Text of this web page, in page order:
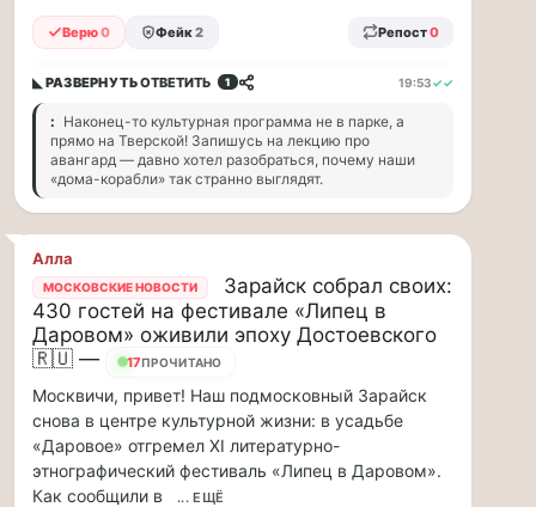
по
Москве
Чайковского!
|
16:00
Петр
один
из
самых
исповедальных
русских
композиторов,
чья
музыка
стала
ча...
Верю0 Фейк2 Репост0
◣ РАЗВЕРНУТЬОТВЕТИТЬ 1 19:53✓✓
: Наконец-то культурная программа не в парке, а
прямо на Тверской! Запишусь на лекцию про
авангард — давно хотел разобраться, почему наши
«дома-корабли» так странно выглядят.
Алла
МОСКОВСКИЕ НОВОСТИ
Зарайск собрал своих:
430 гостей на фестивале «Липец в
Даровом» оживили эпоху Достоевского
🇷🇺 —
17ПРОЧИТАНО
Москвичи, привет! Наш подмосковный Зарайск
снова в центре культурной жизни: в усадьбе
«Даровое» отгремел XI литературно-
этнографический фестиваль «Липец в Даровом».
Как сообщили в
... ЕЩЁ